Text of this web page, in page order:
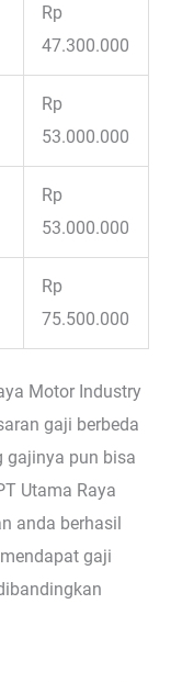
Rp
47.300.000
Rp
53.000.000
Rp
53.000.000
Rp
75.500.000
Motor Industry
gaji berbeda
gajinya pun bisa
Utama Raya
anda berhasil
gaji